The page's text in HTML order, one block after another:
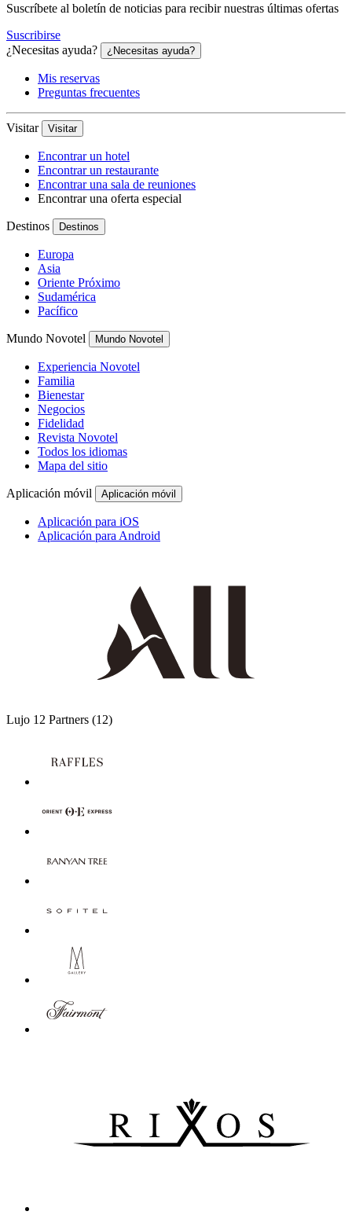
Suscríbete al boletín de noticias para recibir nuestras últimas ofertas
Suscribirse
¿Necesitas ayuda?
¿Necesitas ayuda?
Mis reservas
Preguntas frecuentes
Visitar Visitar
Encontrar un hotel
Encontrar un restaurante
Encontrar una sala de reuniones
Encontrar una oferta especial
Destinos Destinos
Europa
Asia
Oriente Próximo
Sudamérica
Pacífico
Mundo Novotel Mundo Novotel
Experiencia Novotel
Familia
Bienestar
Negocios
Fidelidad
Revista Novotel
Todos los idiomas
Mapa del sitio
Aplicación móvil Aplicación móvil
Aplicación para iOS
Aplicación para Android
Lujo 12 Partners (12)